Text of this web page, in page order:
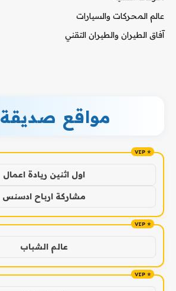
عالم المحركات والسيارات
آفاق الطيران والطيران التقني
مواقع صديقة
اول اثنين ريادة اعمال
مشاركة ارباح ادسنس
عالم الشباب